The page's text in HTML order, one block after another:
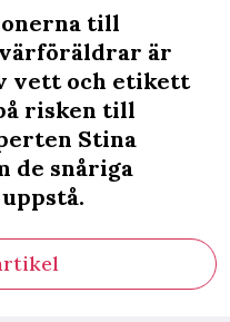
till
är
vett och etikett
risken till
Stina
de snåriga